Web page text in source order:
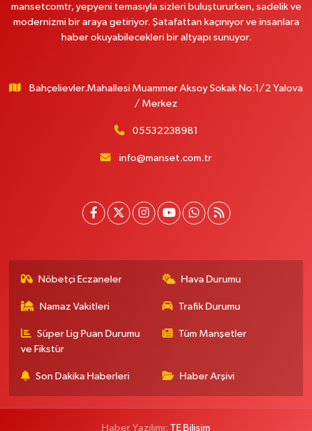
mansetcomtr, yepyeni temasıyla sizleri buluştururken, sadelik ve
modernizmi bir araya getiriyor. Şatafattan kaçınıyor ve insanlara
haber okuyabilecekleri bir altyapı sunuyor.
Bahçelievler.Mahallesi Muammer Aksoy Sokak No:1/2 Yalova
/ Merkez
05532238981
info@manset.com.tr
Nöbetçi Eczaneler Hava Durumu
Namaz Vakitleri Trafik Durumu
Süper Lig Puan Durumu
ve Fikstür
Tüm Manşetler
Son Dakika Haberleri Haber Arşivi
Haber Yazılımı: TE Bilişim